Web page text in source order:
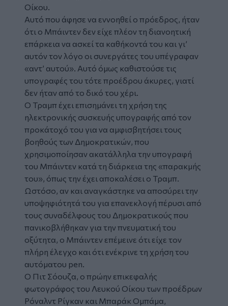
Οίκου.
Αυτό που άφησε να εννοηθεί ο πρόεδρος, ήταν
ότι ο Μπάιντεν δεν είχε πλέον τη διανοητική
επάρκεια να ασκεί τα καθήκοντά του και γι’
αυτόν τον λόγο οι συνεργάτες του υπέγραφαν
«αντ’ αυτού». Αυτό όμως καθιστούσε τις
υπογραφές του τότε προέδρου άκυρες, γιατί
δεν ήταν από το δικό του χέρι.
Ο Τραμπ έχει επισημάνει τη χρήση της
ηλεκτρονικής συσκευής υπογραφής από τον
προκάτοχό του για να αμφισβητήσει τους
βοηθούς των Δημοκρατικών, που
χρησιμοποίησαν ακατάλληλα την υπογραφή
του Μπάιντεν κατά τη διάρκεια της «παρακμής
του», όπως την έχει αποκαλέσει ο Τραμπ.
Ωστόσο, αν και αναγκάστηκε να αποσύρει την
υποψηφιότητά του για επανεκλογή πέρυσι από
τους συναδέλφους του Δημοκρατικούς που
πανικοβλήθηκαν για την πνευματική του
οξύτητα, ο Μπάιντεν επέμεινε ότι είχε τον
πλήρη έλεγχο και ότι ενέκρινε τη χρήση του
αυτόματου pen.
Ο Πιτ Σόουζα, ο πρώην επικεφαλής
φωτογράφος του Λευκού Οίκου των προέδρων
Ρόναλντ Ρίγκαν και Μπαράκ Ομπάμα,